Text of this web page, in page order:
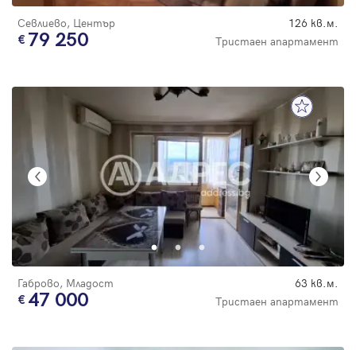
Севлиево, Център 126 кв.м.
79 250 Тристаен апартамент
Габрово, Младост 63 кв.м.
47 000 Тристаен апартамент